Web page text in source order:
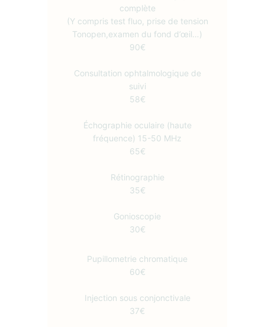
complète
(Y compris test fluo, prise de tension
Tonopen,examen du fond d’œil…)
90€
Consultation ophtalmologique de
suivi
58€
Échographie oculaire (haute
fréquence) 15-50 MHz
65€
​Rétinographie
35€
Gonioscopie
30€
Pupillometrie chromatique
60€
Injection sous conjonctivale
37€